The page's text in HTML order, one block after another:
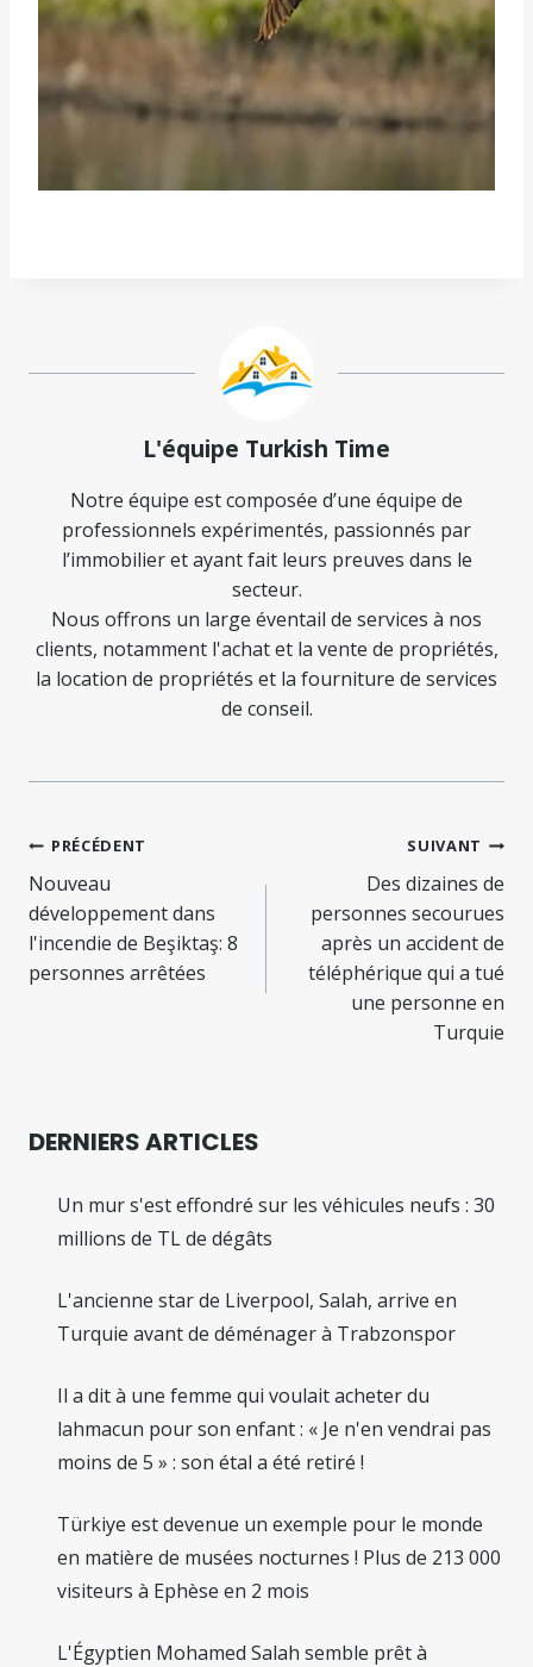
L'équipe Turkish Time
Notre équipe est composée d’une équipe de
professionnels expérimentés, passionnés par
l’immobilier et ayant fait leurs preuves dans le
secteur.
Nous offrons un large éventail de services à nos
clients, notamment l'achat et la vente de propriétés,
la location de propriétés et la fourniture de services
de conseil.
Navigation
de
l’article
PRÉCÉDENT
Nouveau
développement dans
l'incendie de Beşiktaş: 8
personnes arrêtées
SUIVANT
Des dizaines de
personnes secourues
après un accident de
téléphérique qui a tué
une personne en
Turquie
DERNIERS ARTICLES
Un mur s'est effondré sur les véhicules neufs : 30
millions de TL de dégâts
L'ancienne star de Liverpool, Salah, arrive en
Turquie avant de déménager à Trabzonspor
Il a dit à une femme qui voulait acheter du
lahmacun pour son enfant : « Je n'en vendrai pas
moins de 5 » : son étal a été retiré !
Türkiye est devenue un exemple pour le monde
en matière de musées nocturnes ! Plus de 213 000
visiteurs à Ephèse en 2 mois
L'Égyptien Mohamed Salah semble prêt à